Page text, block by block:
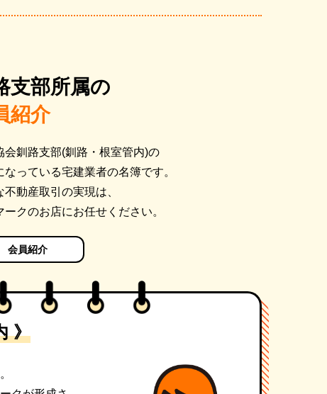
支部所属の
紹介
会釧路支部(釧路・根室管内)の
なっている宅建業者の名簿です。
不動産取引の実現は、
ークのお店にお任せください。
会員紹介
》